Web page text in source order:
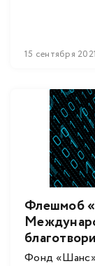
15 сентября 2021
Флешмоб
Фонд «Шанс»